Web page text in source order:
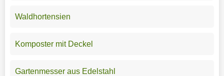
Waldhortensien
Komposter mit Deckel
Gartenmesser aus Edelstahl